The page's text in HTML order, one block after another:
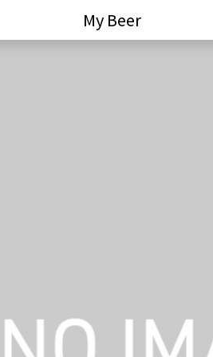
My Beer